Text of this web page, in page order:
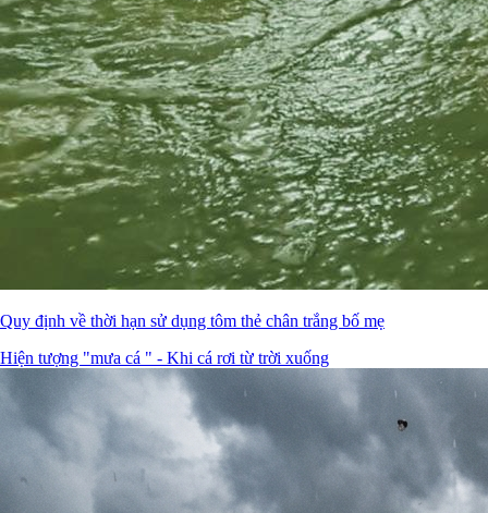
Quy định về thời hạn sử dụng tôm thẻ chân trắng bố mẹ
Hiện tượng "mưa cá " - Khi cá rơi từ trời xuống